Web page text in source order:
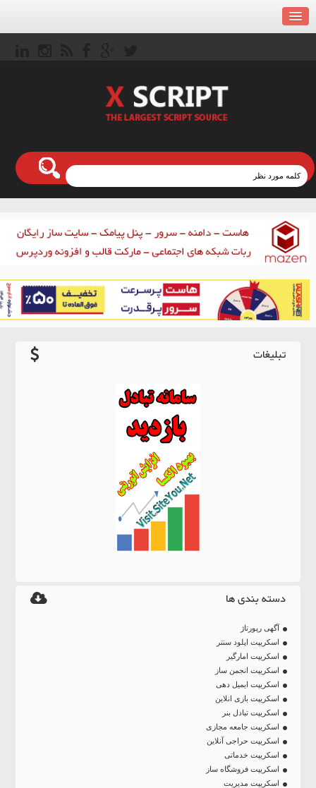
تبلیغات
دسته بندی ها
آگهی رپورتاژ
اسکریپت اپلود سنتر
اسکریپت امارگیر
اسکریپت انجمن ساز
اسکریپت ایمیل دهی
اسکریپت بازی انلاین
اسکریپت تبادل بنر
اسکریپت جامعه مجازی
اسکریپت حراجی آنلاین
اسکریپت خدماتی
اسکریپت فروشگاه ساز
اسکریپت مدیریت